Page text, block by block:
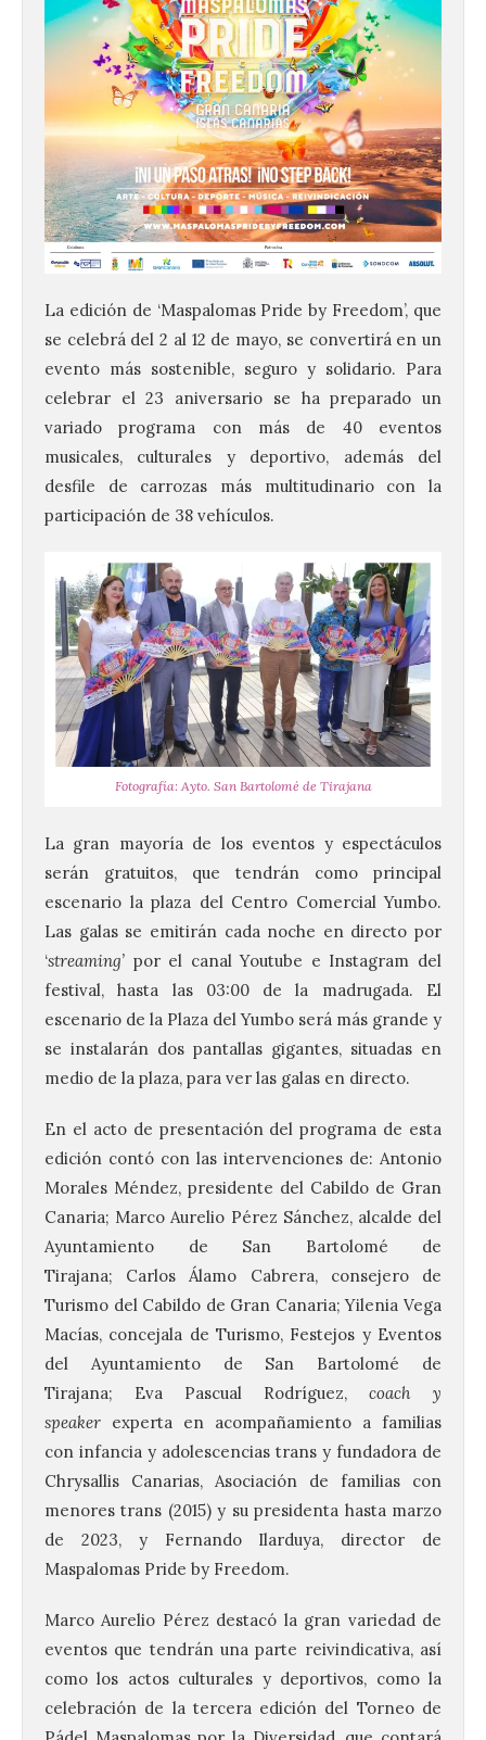
La edición de ‘Maspalomas Pride by Freedom’, que
se celebrá del 2 al 12 de mayo, se convertirá en un
evento más sostenible, seguro y solidario. Para
celebrar el 23 aniversario se ha preparado un
variado programa con más de 40 eventos
musicales, culturales y deportivo, además del
desfile de carrozas más multitudinario con la
participación de 38 vehículos.
Fotografía: Ayto. San Bartolomé de Tirajana
La gran mayoría de los eventos y espectáculos
serán gratuitos, que tendrán como principal
escenario la plaza del Centro Comercial Yumbo.
Las galas se emitirán cada noche en directo por
‘streaming’ por el canal Youtube e Instagram del
festival, hasta las 03:00 de la madrugada. El
escenario de la Plaza del Yumbo será más grande y
se instalarán dos pantallas gigantes, situadas en
medio de la plaza, para ver las galas en directo.
En el acto de presentación del programa de esta
edición contó con las intervenciones de: Antonio
Morales Méndez, presidente del Cabildo de Gran
Canaria; Marco Aurelio Pérez Sánchez, alcalde del
Ayuntamiento de San Bartolomé de
Tirajana; Carlos Álamo Cabrera, consejero de
Turismo del Cabildo de Gran Canaria; Yilenia Vega
Macías, concejala de Turismo, Festejos y Eventos
del Ayuntamiento de San Bartolomé de
Tirajana; Eva Pascual Rodríguez, coach y
speaker experta en acompañamiento a familias
con infancia y adolescencias trans y fundadora de
Chrysallis Canarias, Asociación de familias con
menores trans (2015) y su presidenta hasta marzo
de 2023, y Fernando Ilarduya, director de
Maspalomas Pride by Freedom.
Marco Aurelio Pérez destacó la gran variedad de
eventos que tendrán una parte reivindicativa, así
como los actos culturales y deportivos, como la
celebración de la tercera edición del Torneo de